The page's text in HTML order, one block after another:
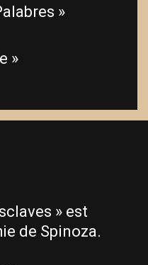
»
»
» est
de Spinoza.